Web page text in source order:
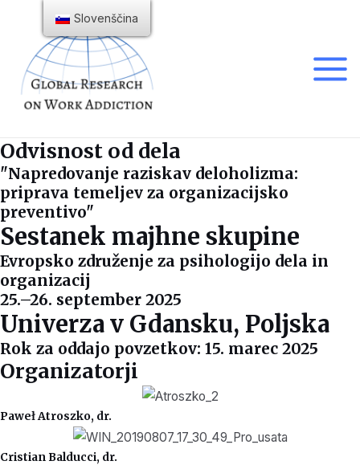
vsebino
Odvisnost od dela
"Napredovanje raziskav deloholizma:
priprava temeljev za organizacijsko
preventivo"
Sestanek majhne skupine
Evropsko združenje za psihologijo dela in
organizacij
25.–26. september 2025
Univerza v Gdansku, Poljska
Rok za oddajo povzetkov: 15. marec 2025
Organizatorji
Paweł Atroszko, dr.
Cristian Balducci, dr.
Slovenščina